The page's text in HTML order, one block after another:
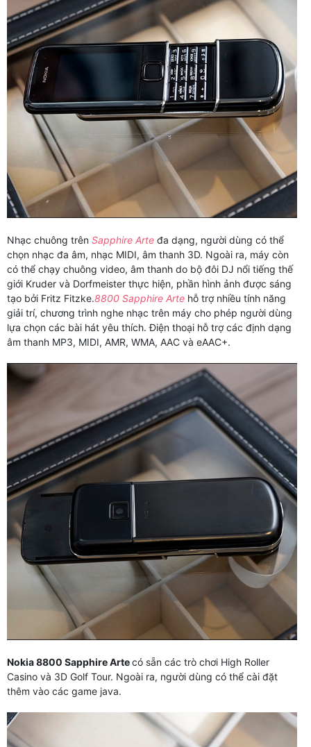
Nhạc chuông trên Sapphire Arte đa dạng, người dùng có thể
chọn nhạc đa âm, nhạc MIDI, âm thanh 3D. Ngoài ra, máy còn
có thể chạy chuông video, âm thanh do bộ đôi DJ nổi tiếng thế
giới Kruder và Dorfmeister thực hiện, phần hình ảnh được sáng
tạo bởi Fritz Fitzke.8800 Sapphire Arte hỗ trợ nhiều tính năng
giải trí, chương trình nghe nhạc trên máy cho phép người dùng
lựa chọn các bài hát yêu thích. Điện thoại hỗ trợ các định dạng
âm thanh MP3, MIDI, AMR, WMA, AAC và eAAC+.
Nokia 8800 Sapphire Artecó sẵn các trò chơi High Roller
Casino và 3D Golf Tour. Ngoài ra, người dùng có thể cài đặt
thêm vào các game java.